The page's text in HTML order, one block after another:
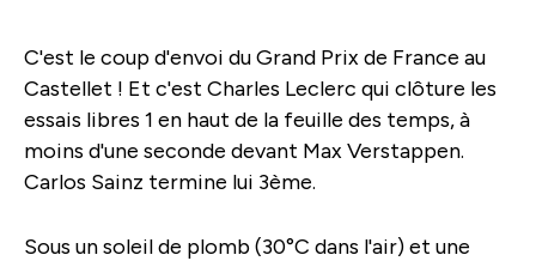
C'est le coup d'envoi du Grand Prix de France au
Castellet ! Et c'est Charles Leclerc qui clôture les
essais libres 1 en haut de la feuille des temps, à
moins d'une seconde devant Max Verstappen.
Carlos Sainz termine lui 3ème.
Sous un soleil de plomb (30°C dans l'air) et une